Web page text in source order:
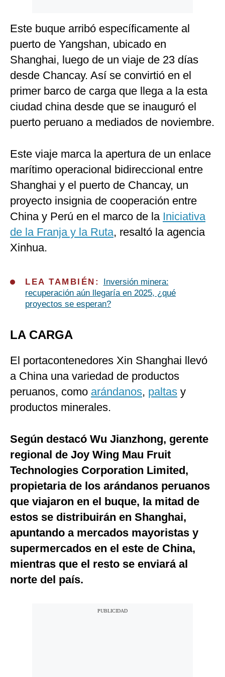
Este buque arribó específicamente al
puerto de Yangshan, ubicado en
Shanghai, luego de un viaje de 23 días
desde Chancay. Así se convirtió en el
primer barco de carga que llega a la esta
ciudad china desde que se inauguró el
puerto peruano a mediados de noviembre.
Este viaje marca la apertura de un enlace
marítimo operacional bidireccional entre
Shanghai y el puerto de Chancay, un
proyecto insignia de cooperación entre
China y Perú en el marco de la Iniciativa
de la Franja y la Ruta, resaltó la agencia
Xinhua.
LEA TAMBIÉN:
Inversión minera:
recuperación aún llegaría en 2025, ¿qué
proyectos se esperan?
LA CARGA
El portacontenedores Xin Shanghai llevó
a China una variedad de productos
peruanos, como arándanos, paltas y
productos minerales.
Según destacó Wu Jianzhong, gerente
regional de Joy Wing Mau Fruit
Technologies Corporation Limited,
propietaria de los arándanos peruanos
que viajaron en el buque, la mitad de
estos se distribuirán en Shanghai,
apuntando a mercados mayoristas y
supermercados en el este de China,
mientras que el resto se enviará al
norte del país.